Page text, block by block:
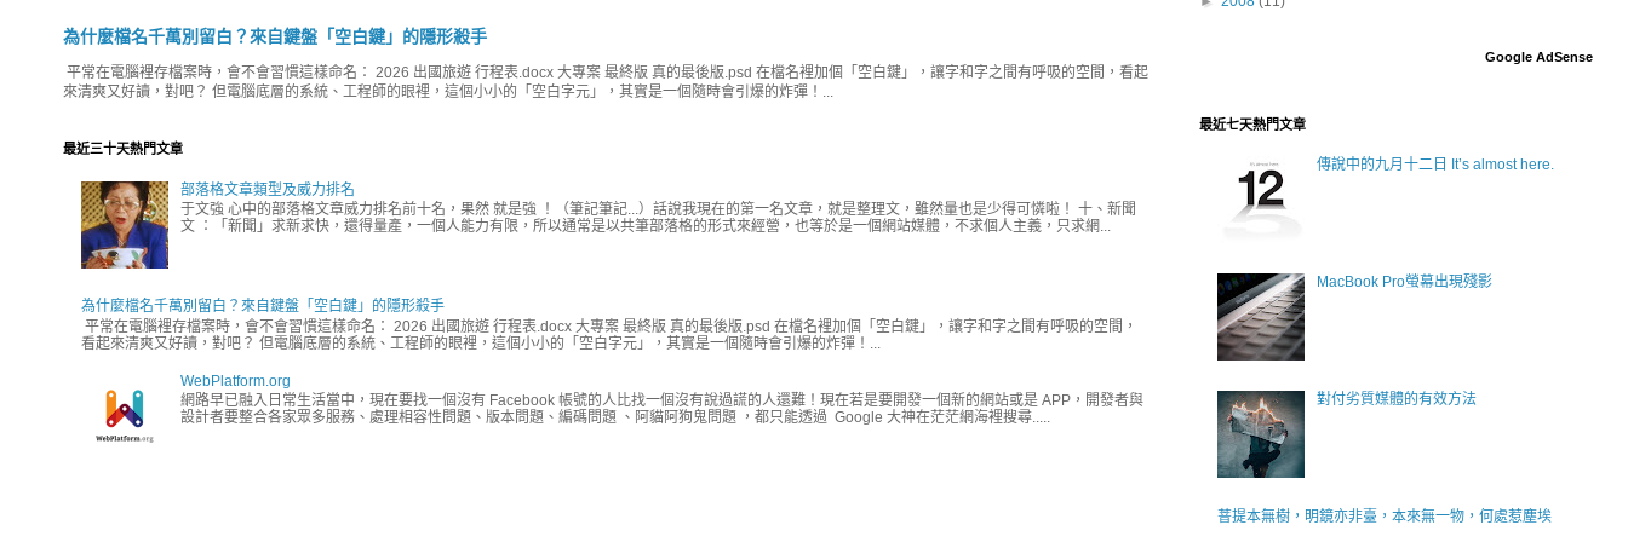
為什麼檔名千萬別留白？來自鍵盤「空白鍵」的隱形殺手
平常在電腦裡存檔案時，會不會習慣這樣命名： 2026 出國旅遊 行程表.docx 大專案 最終版 真的最後版.psd 在檔名裡加個「空白鍵」，讓字和字之間有呼吸的空間，看起
來清爽又好讀，對吧？ 但電腦底層的系統、工程師的眼裡，這個小小的「空白字元」，其實是一個隨時會引爆的炸彈！...
最近三十天熱門文章
部落格文章類型及威力排名
于文強 心中的部落格文章威力排名前十名，果然 就是強 ！（筆記筆記...）話說我現在的第一名文章，就是整理文，雖然量也是少得可憐啦！ 十、新聞
文 ：「新聞」求新求快，還得量產，一個人能力有限，所以通常是以共筆部落格的形式來經營，也等於是一個網站媒體，不求個人主義，只求網...
為什麼檔名千萬別留白？來自鍵盤「空白鍵」的隱形殺手
平常在電腦裡存檔案時，會不會習慣這樣命名： 2026 出國旅遊 行程表.docx 大專案 最終版 真的最後版.psd 在檔名裡加個「空白鍵」，讓字和字之間有呼吸的空間，
看起來清爽又好讀，對吧？ 但電腦底層的系統、工程師的眼裡，這個小小的「空白字元」，其實是一個隨時會引爆的炸彈！...
WebPlatform.org
網路早已融入日常生活當中，現在要找一個沒有 Facebook 帳號的人比找一個沒有說過謊的人還難！現在若是要開發一個新的網站或是 APP，開發者與
設計者要整合各家眾多服務、處理相容性問題、版本問題、編碼問題 、阿貓阿狗鬼問題 ，都只能透過 Google 大神在茫茫網海裡搜尋.....
Google AdSense
最近七天熱門文章
傳說中的九月十二日 It’s almost here.
MacBook Pro螢幕出現殘影
對付劣質媒體的有效方法
萻提本無樹，明鏡亦非臺，本來無一物，何處惹塵埃